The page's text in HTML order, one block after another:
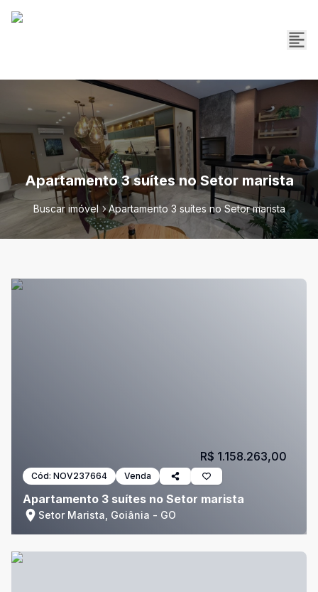
Apartamento 3 suítes no Setor marista
Buscar imóvel Apartamento 3 suítes no Setor marista
Cód: NOV237664 Venda
Apartamento 3 suítes no Setor marista
Setor Marista, Goiânia - GO
R$ 1.158.263,00